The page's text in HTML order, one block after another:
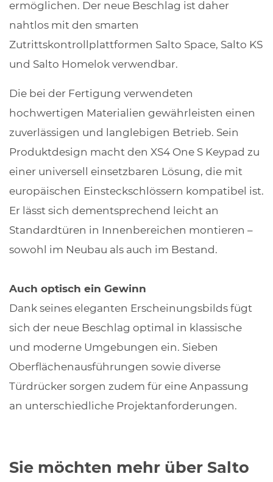
ermöglichen. Der neue Beschlag ist daher
nahtlos mit den smarten
Zutrittskontrollplattformen Salto Space, Salto KS
und Salto Homelok verwendbar.
Die bei der Fertigung verwendeten
hochwertigen Materialien gewährleisten einen
zuverlässigen und langlebigen Betrieb. Sein
Produktdesign macht den XS4 One S Keypad zu
einer universell einsetzbaren Lösung, die mit
europäischen Einsteckschlössern kompatibel ist.
Er lässt sich dementsprechend leicht an
Standardtüren in Innenbereichen montieren –
sowohl im Neubau als auch im Bestand.
Auch optisch ein Gewinn
Dank seines eleganten Erscheinungsbilds fügt
sich der neue Beschlag optimal in klassische
und moderne Umgebungen ein. Sieben
Oberflächenausführungen sowie diverse
Türdrücker sorgen zudem für eine Anpassung
an unterschiedliche Projektanforderungen.
Sie möchten mehr über Salto